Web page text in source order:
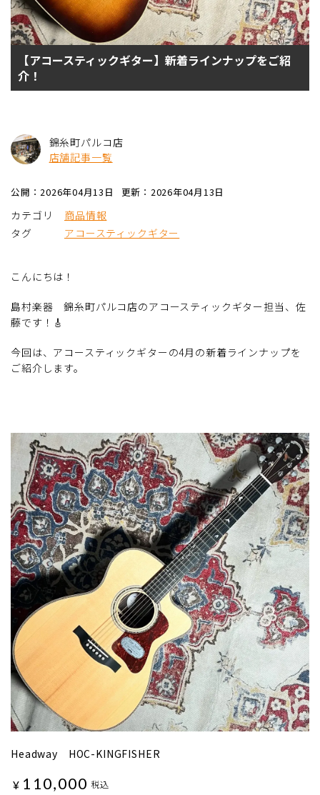
【アコースティックギター】新着ラインナップをご紹
介！
錦糸町パルコ店
店舗記事一覧
公開：2026年04月13日 更新：2026年04月13日
カテゴリ
商品情報
タグ
アコースティックギター
こんにちは！
島村楽器 錦糸町パルコ店のアコースティックギター担当、佐
藤です！🎸
今回は、アコースティックギターの4月の新着ラインナップを
ご紹介します。
Headway HOC-KINGFISHER
¥ 110,000 税込